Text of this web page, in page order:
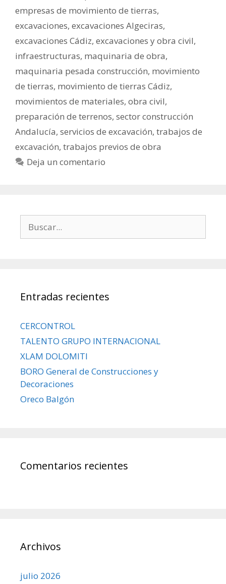
empresas de movimiento de tierras,
excavaciones, excavaciones Algeciras,
excavaciones Cádiz, excavaciones y obra civil,
infraestructuras, maquinaria de obra,
maquinaria pesada construcción, movimiento
de tierras, movimiento de tierras Cádiz,
movimientos de materiales, obra civil,
preparación de terrenos, sector construcción
Andalucía, servicios de excavación, trabajos de
excavación, trabajos previos de obra
Deja un comentario
Entradas recientes
CERCONTROL
TALENTO GRUPO INTERNACIONAL
XLAM DOLOMITI
BORO General de Construcciones y
Decoraciones
Oreco Balgón
Comentarios recientes
Archivos
julio 2026